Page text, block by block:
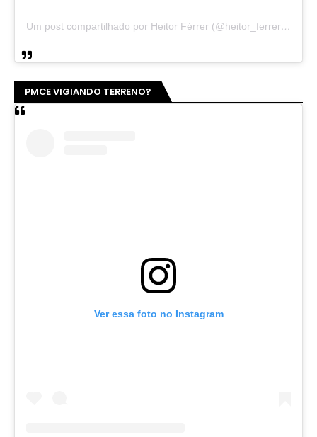
Um post compartilhado por Heitor Férrer (@heitor_ferrer77)
PMCE VIGIANDO TERRENO?
Ver essa foto no Instagram